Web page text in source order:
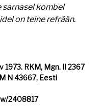
sarnasel kombel
on teine refrään.
1973. RKM, Mgn. II 2367
N 43667, Eesti
2408817